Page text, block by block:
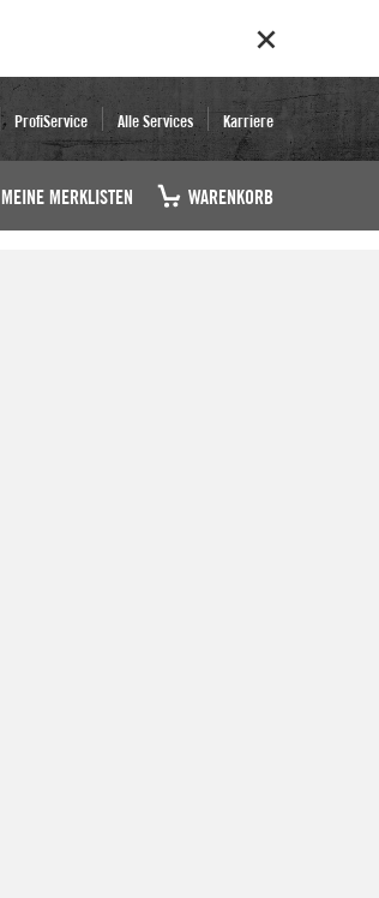
ProfiService Alle Services Karriere
MEINE MERKLISTEN WARENKORB